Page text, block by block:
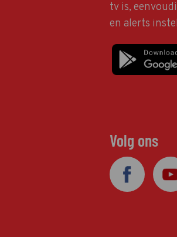
tv is,
en alerts
Volg ons